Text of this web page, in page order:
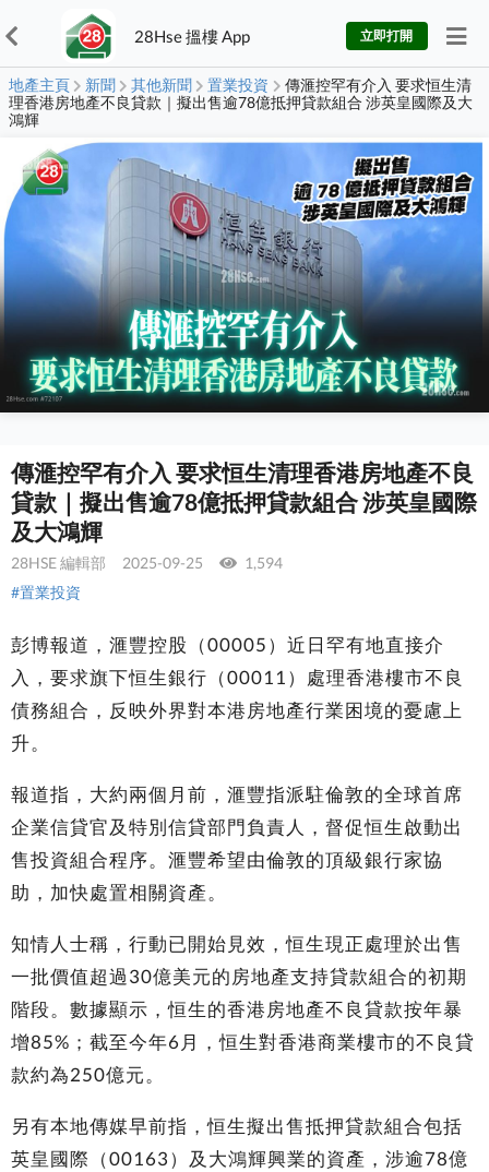
28Hse 搵樓 App 立即打開
地產主頁 新聞 其他新聞 置業投資
傳滙控罕有介入 要求恒生清
理香港房地產不良貸款｜擬出售逾78億抵押貸款組合 涉英皇國際及大
鴻輝
傳滙控罕有介入 要求恒生清理香港房地產不良
貸款｜擬出售逾78億抵押貸款組合 涉英皇國際
及大鴻輝
28HSE 編輯部 2025-09-25
1,594
#置業投資
彭博報道，滙豐控股（00005）近日罕有地直接介
入，要求旗下恒生銀行（00011）處理香港樓市不良
債務組合，反映外界對本港房地產行業困境的憂慮上
升。
報道指，大約兩個月前，滙豐指派駐倫敦的全球首席
企業信貸官及特別信貸部門負責人，督促恒生啟動出
售投資組合程序。滙豐希望由倫敦的頂級銀行家協
助，加快處置相關資產。
知情人士稱，行動已開始見效，恒生現正處理於出售
一批價值超過30億美元的房地產支持貸款組合的初期
階段。數據顯示，恒生的香港房地產不良貸款按年暴
增85%；截至今年6月，恒生對香港商業樓市的不良貸
款約為250億元。
另有本地傳媒早前指，恒生擬出售抵押貸款組合包括
英皇國際（00163）及大鴻輝興業的資產，涉逾78億